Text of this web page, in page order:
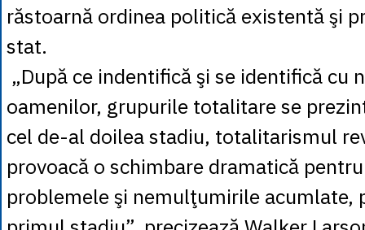
răstoarnă ordinea politică existentă şi
stat.
„După ce indentifică şi se identifică cu
oamenilor, grupurile totalitare se
cel de-al doilea stadiu, totalitarismul
provoacă o schimbare dramatică
problemele şi nemulţumirile acumlate,